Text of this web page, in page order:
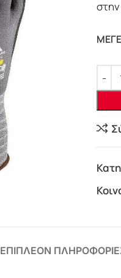
ΕΠΙΠΛΕΟΝ